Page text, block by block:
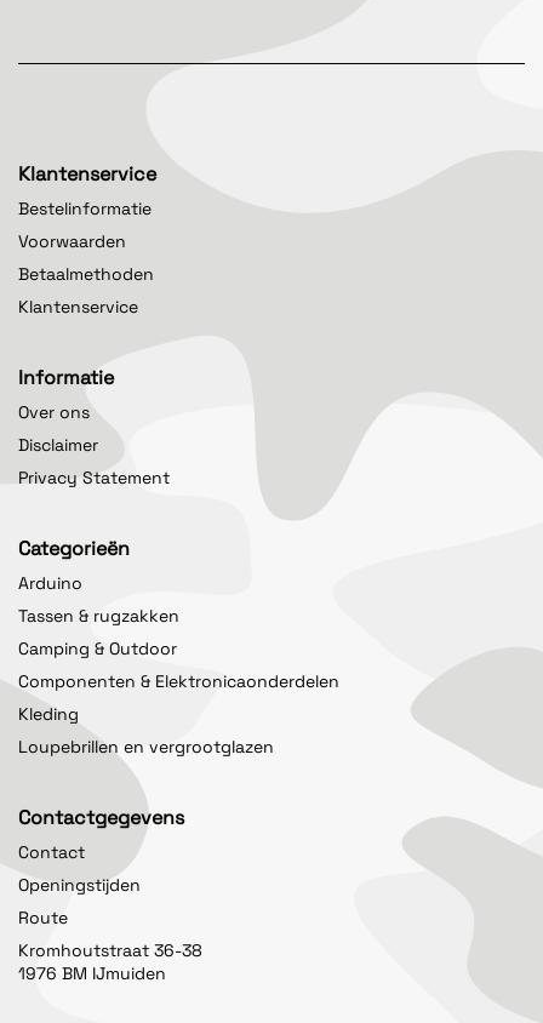
Klantenservice
Bestelinformatie
Voorwaarden
Betaalmethoden
Klantenservice
Informatie
Over ons
Disclaimer
Privacy Statement
Categorieën
Arduino
Tassen & rugzakken
Camping & Outdoor
Componenten & Elektronicaonderdelen
Kleding
Loupebrillen en vergrootglazen
Contactgegevens
Contact
Openingstijden
Route
Kromhoutstraat 36-38
1976 BM IJmuiden